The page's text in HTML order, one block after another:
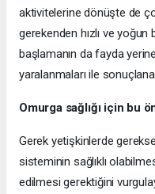
aktivitelerine dönüşte de
gerekenden hızlı ve
başlamanın da fayda
yaralanmaları ile
Omurga sağlığı için bu
Gerek yetişkinlerde
sisteminin sağlıklı
edilmesi gerektiğini